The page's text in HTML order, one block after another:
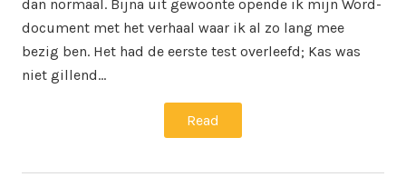
dan normaal. Bijna uit gewoonte opende ik mijn Word-
document met het verhaal waar ik al zo lang mee
bezig ben. Het had de eerste test overleefd; Kas was
niet gillend…
Read